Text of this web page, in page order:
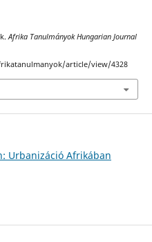
Afrika Tanulmányok Hungarian Journal
article/view/4328
Urbanizáció Afrikában